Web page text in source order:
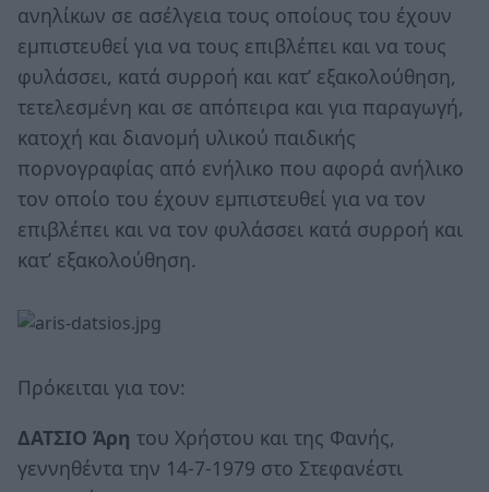
ανηλίκων σε ασέλγεια τους οποίους του έχουν
εμπιστευθεί για να τους επιβλέπει και να τους
φυλάσσει, κατά συρροή και κατ’ εξακολούθηση,
τετελεσμένη και σε απόπειρα και για παραγωγή,
κατοχή και διανομή υλικού παιδικής
πορνογραφίας από ενήλικο που αφορά ανήλικο
τον οποίο του έχουν εμπιστευθεί για να τον
επιβλέπει και να τον φυλάσσει κατά συρροή και
κατ’ εξακολούθηση.
Πρόκειται για τον:
ΔΑΤΣΙΟ Άρη του Χρήστου και της Φανής,
γεννηθέντα την 14-7-1979 στο Στεφανέστι